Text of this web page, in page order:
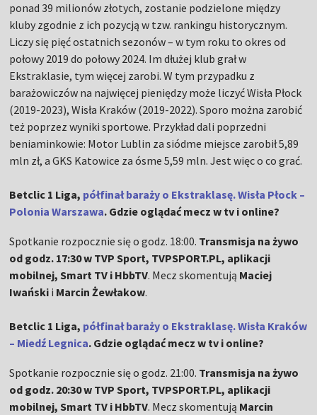
ponad 39 milionów złotych, zostanie podzielone między
kluby zgodnie z ich pozycją w tzw. rankingu historycznym.
Liczy się pięć ostatnich sezonów – w tym roku to okres od
połowy 2019 do połowy 2024. Im dłużej klub grał w
Ekstraklasie, tym więcej zarobi. W tym przypadku z
barażowiczów na najwięcej pieniędzy może liczyć Wisła Płock
(2019-2023), Wisła Kraków (2019-2022). Sporo można zarobić
też poprzez wyniki sportowe. Przykład dali poprzedni
beniaminkowie: Motor Lublin za siódme miejsce zarobił 5,89
mln zł, a GKS Katowice za ósme 5,59 mln. Jest więc o co grać.
Betclic 1 Liga, półfinał baraży o Ekstraklasę. Wisła Płock –
Polonia Warszawa. Gdzie oglądać mecz w tv i online?
Spotkanie rozpocznie się o godz. 18:00. Transmisja na żywo
od godz. 17:30 w TVP Sport, TVPSPORT.PL, aplikacji
mobilnej, Smart TV i HbbTV. Mecz skomentują Maciej
Iwański i Marcin Żewłakow.
Betclic 1 Liga, półfinał baraży o Ekstraklasę. Wisła Kraków
– Miedź Legnica. Gdzie oglądać mecz w tv i online?
Spotkanie rozpocznie się o godz. 21:00. Transmisja na żywo
od godz. 20:30 w TVP Sport, TVPSPORT.PL, aplikacji
mobilnej, Smart TV i HbbTV. Mecz skomentują Marcin